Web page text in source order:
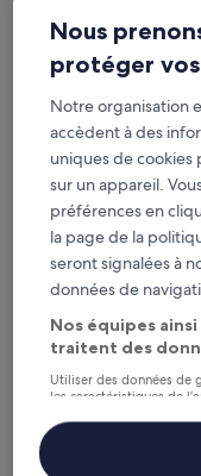
Almondsbury
Almondsbury Inn
3.0 étoiles
À 3,9 km de : Gare
8.4
sur
10,
8,4/10 Très bien (1
Almondsbury Inn &
Nous
protéger
Notre organisation
accèdent à des
uniques de cookies
sur un appareil.
préférences en
la page de la
seront signalées à
données de
Nos équipes
traitent des
Utiliser des données de
les caractéristiques de
personnalisés, mesure
études d’audience et
Liste de nos